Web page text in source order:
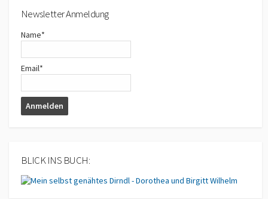
Newsletter Anmeldung
Name*
Email*
BLICK INS BUCH: